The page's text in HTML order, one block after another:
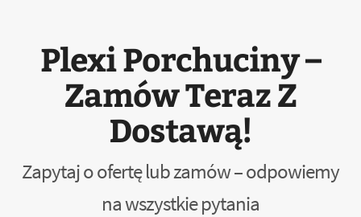
Plexi Porchuciny –
Zamów Teraz Z
Dostawą!
Zapytaj o ofertę lub zamów – odpowiemy
na wszystkie pytania